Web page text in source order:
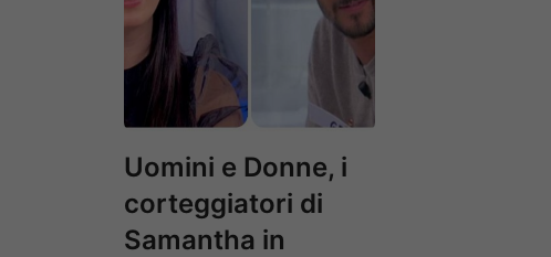
Uomini e Donne, i
corteggiatori di
Samantha in